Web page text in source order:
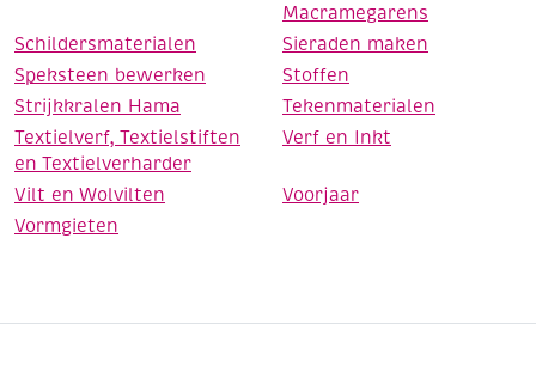
Macramegarens
Schildersmaterialen
Sieraden maken
Speksteen bewerken
Stoffen
Strijkkralen Hama
Tekenmaterialen
Textielverf, Textielstiften
en Textielverharder
Verf en Inkt
Vilt en Wolvilten
Voorjaar
Vormgieten